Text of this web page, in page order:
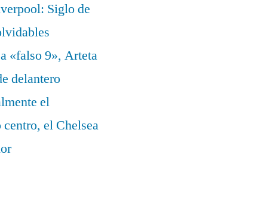
Siglo de
«falso 9», Arteta
delantero
el
el Chelsea